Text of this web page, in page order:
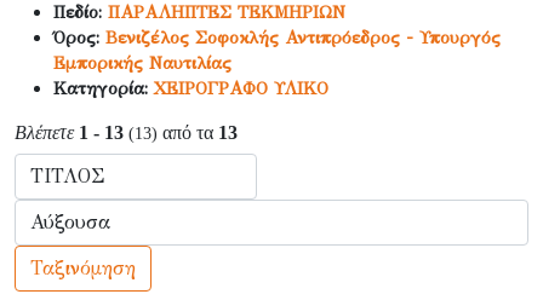
Πεδίο: ΠΑΡΑΛΗΠΤΕΣ ΤΕΚΜΗΡΙΩΝ
Όρος: Βενιζέλος Σοφοκλής Αντιπρόεδρος - Υπουργός
Εμπορικής Ναυτιλίας
Κατηγορία:ΧΕΙΡΟΓΡΑΦΟ ΥΛΙΚΟ
Βλέπετε 1 - 13 (13) από τα 13
Ταξινόμηση